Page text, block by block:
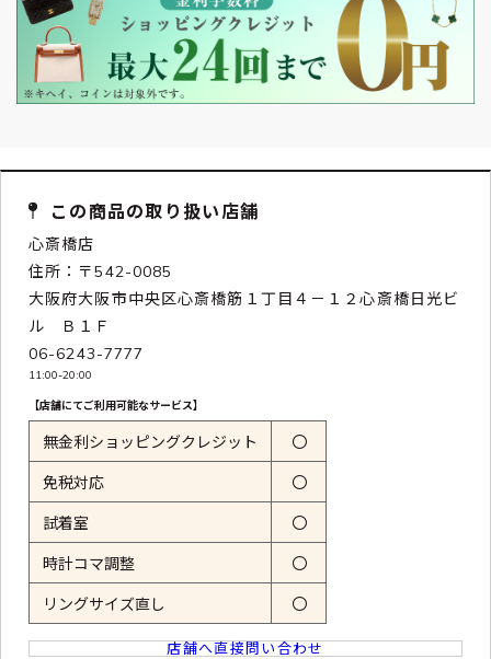
この商品の取り扱い店舗
心斎橋店
住所：〒542-0085
大阪府大阪市中央区心斎橋筋１丁目４－１２心斎橋日光ビ
ル Ｂ１Ｆ
06-6243-7777
11:00-20:00
【店舗にてご利用可能なサービス】
無金利ショッピングクレジット 〇
免税対応 〇
試着室 〇
時計コマ調整 〇
リングサイズ直し 〇
店舗へ直接問い合わせ